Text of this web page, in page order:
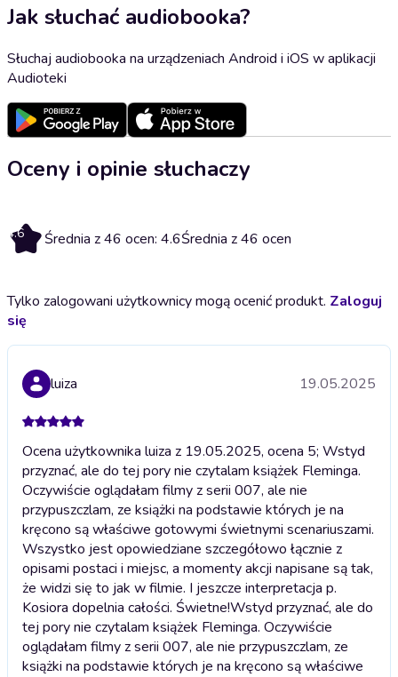
Jak słuchać audiobooka?
Słuchaj audiobooka na urządzeniach Android i iOS w aplikacji
Audioteki
Oceny i opinie słuchaczy
4.6 Średnia z 46 ocen: 4.6Średnia z 46 ocen
Tylko zalogowani użytkownicy mogą ocenić produkt. Zaloguj
się
luiza 19.05.2025
Ocena użytkownika luiza z 19.05.2025, ocena 5; Wstyd
przyznać, ale do tej pory nie czytalam książek Fleminga.
Oczywiście oglądałam filmy z serii 007, ale nie
przypuszczlam, ze książki na podstawie których je na
kręcono są właściwe gotowymi świetnymi scenariuszami.
Wszystko jest opowiedziane szczegółowo łącznie z
opisami postaci i miejsc, a momenty akcji napisane są tak,
że widzi się to jak w filmie. I jeszcze interpretacja p.
Kosiora dopelnia całości. Świetne!Wstyd przyznać, ale do
tej pory nie czytalam książek Fleminga. Oczywiście
oglądałam filmy z serii 007, ale nie przypuszczlam, ze
książki na podstawie których je na kręcono są właściwe